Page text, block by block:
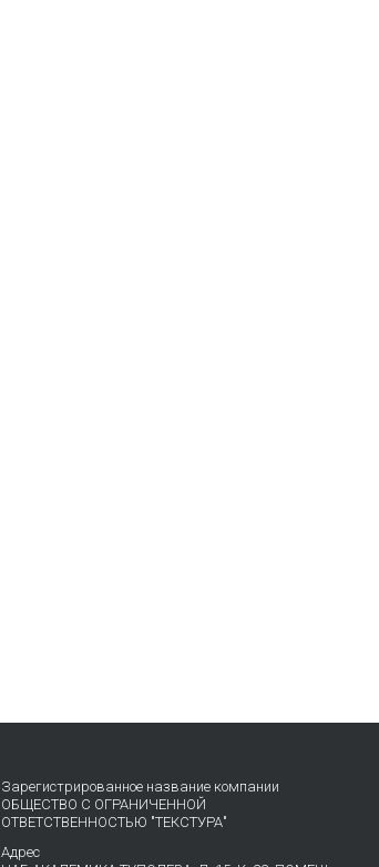
Зарегистрированное название компании
ОБЩЕСТВО С ОГРАНИЧЕННОЙ
ОТВЕТСТВЕННОСТЬЮ "ТЕКСТУРА"
Адрес